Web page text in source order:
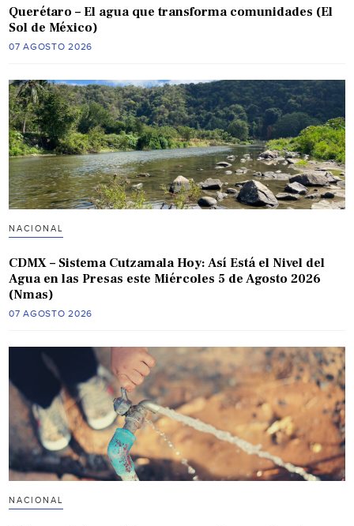
Querétaro – El agua que transforma comunidades (El
Sol de México)
07 AGOSTO 2026
NACIONAL
CDMX – Sistema Cutzamala Hoy: Así Está el Nivel del
Agua en las Presas este Miércoles 5 de Agosto 2026
(Nmas)
07 AGOSTO 2026
NACIONAL